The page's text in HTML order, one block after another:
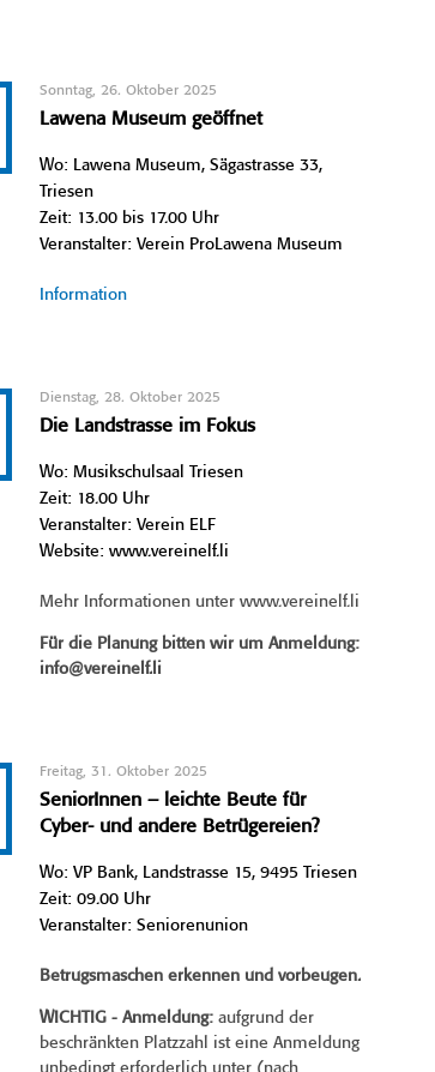
Sonntag, 26. Oktober 2025
Lawena Museum geöffnet
Wo: Lawena Museum, Sägastrasse 33,
Triesen
Zeit: 13.00 bis 17.00 Uhr
Veranstalter: Verein ProLawena Museum
Information
Dienstag, 28. Oktober 2025
Die Landstrasse im Fokus
Wo: Musikschulsaal Triesen
Zeit: 18.00 Uhr
Veranstalter: Verein ELF
Website: www.vereinelf.li
Mehr Informationen unter www.vereinelf.li
Für die Planung bitten wir um Anmeldung:
info@vereinelf.li
Freitag, 31. Oktober 2025
SeniorInnen – leichte Beute für
Cyber- und andere Betrügereien?
Wo: VP Bank, Landstrasse 15, 9495 Triesen
Zeit: 09.00 Uhr
Veranstalter: Seniorenunion
Betrugsmaschen erkennen und vorbeugen.
WICHTIG - Anmeldung: aufgrund der
beschränkten Platzzahl ist eine Anmeldung
unbedingt erforderlich unter (nach